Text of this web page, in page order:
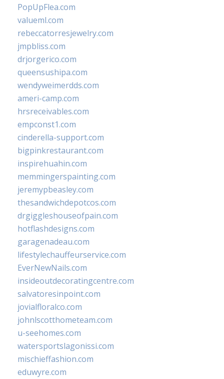
PopUpFlea.com
valueml.com
rebeccatorresjewelry.com
jmpbliss.com
drjorgerico.com
queensushipa.com
wendyweimerdds.com
ameri-camp.com
hrsreceivables.com
empconst1.com
cinderella-support.com
bigpinkrestaurant.com
inspirehuahin.com
memmingerspainting.com
jeremypbeasley.com
thesandwichdepotcos.com
drgiggleshouseofpain.com
hotflashdesigns.com
garagenadeau.com
lifestylechauffeurservice.com
EverNewNails.com
insideoutdecoratingcentre.com
salvatoresinpoint.com
jovialfloralco.com
johnlscotthometeam.com
u-seehomes.com
watersportslagonissi.com
mischieffashion.com
eduwyre.com